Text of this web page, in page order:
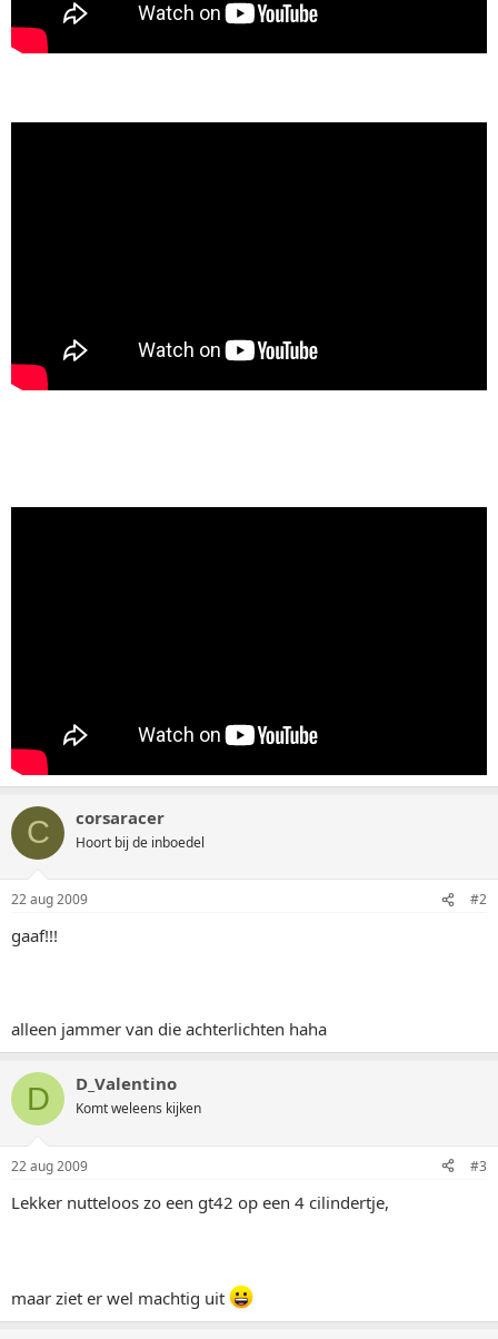
C corsaracer
Hoort bij de inboedel
22 aug 2009 #2
gaaf!!!
alleen jammer van die achterlichten haha
D D_Valentino
Komt weleens kijken
22 aug 2009 #3
Lekker nutteloos zo een gt42 op een 4 cilindertje,
maar ziet er wel machtig uit